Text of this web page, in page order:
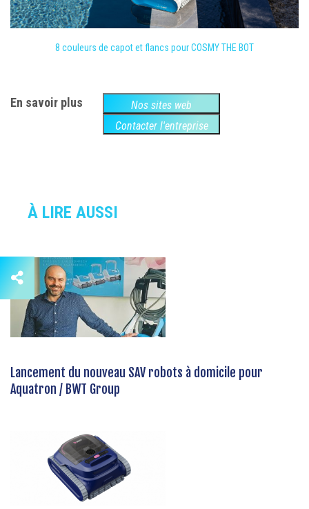
8 couleurs de capot et flancs pour COSMY THE BOT
En savoir plus
Nos sites web
Contacter l'entreprise
À LIRE AUSSI
Lancement du nouveau SAV robots à domicile pour
Aquatron / BWT Group